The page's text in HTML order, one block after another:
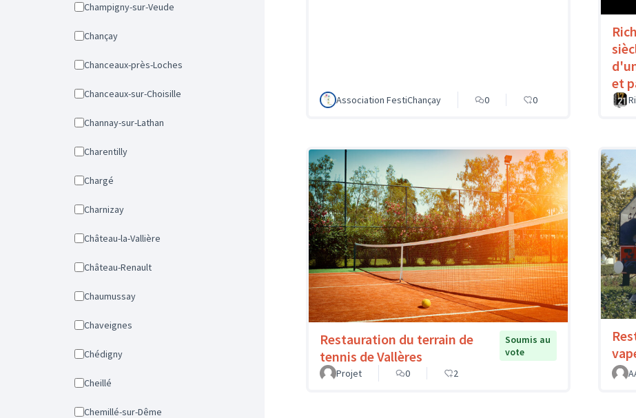
Champigny-sur-Veude
Chançay
Chanceaux-près-Loches
Chanceaux-sur-Choisille
Channay-sur-Lathan
Charentilly
Chargé
Charnizay
Château-la-Vallière
Château-Renault
Chaumussay
Chaveignes
Chédigny
Cheillé
Chemillé-sur-Dême
Association FestiChançay 0 0
et
Restauration du terrain de
tennis de Vallères
Soumis au
vote
Projet
0 2